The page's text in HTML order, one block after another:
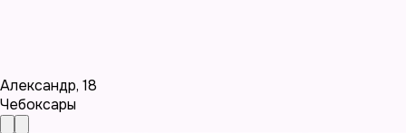
Александр, 18
Чебоксары